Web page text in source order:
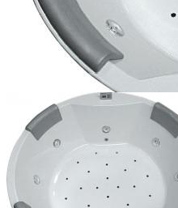
Акриловая ванна Riho